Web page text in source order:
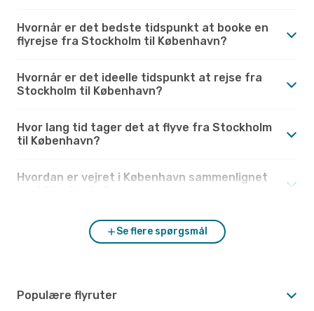
Hvornår er det bedste tidspunkt at booke en
flyrejse fra Stockholm til København?
Hvornår er det ideelle tidspunkt at rejse fra
Stockholm til København?
Hvor lang tid tager det at flyve fra Stockholm
til København?
Hvordan er vejret i København sammenlignet
Se flere spørgsmål
Populære flyruter